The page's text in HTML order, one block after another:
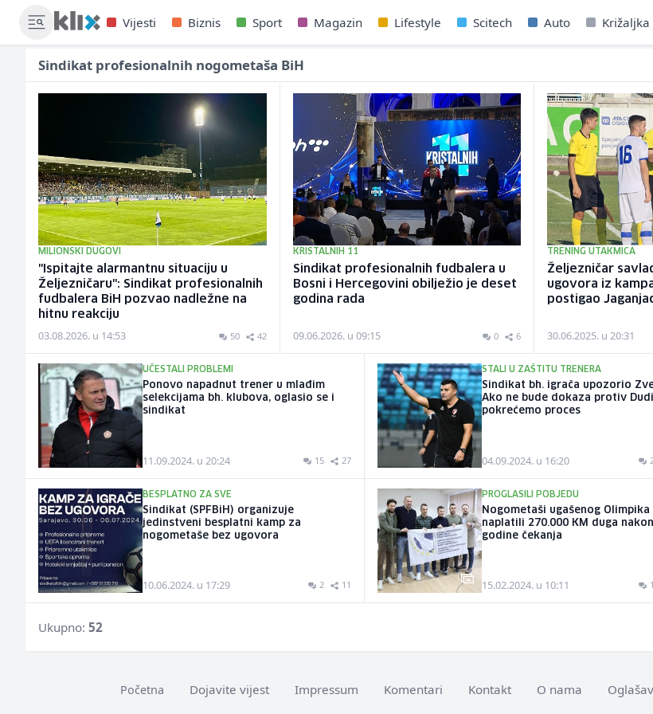
Vijesti Biznis Sport Magazin Lifestyle Scitech Auto Križaljka
Sindikat profesionalnih nogometaša BiH
MILIONSKI DUGOVI
"Ispitajte alarmantnu situaciju u
Željezničaru": Sindikat profesionalnih
fudbalera BiH pozvao nadležne na
hitnu reakciju
03.08.2026. u 14:53 50 42
KRISTALNIH 11
Sindikat profesionalnih fudbalera u
Bosni i Hercegovini obilježio je deset
godina rada
09.06.2026. u 09:15 0 6
TRENING UTAKMICA
Željezničar
ugovora iz
postigao
30.06.2025. u 20:31
UČESTALI PROBLEMI
Ponovo napadnut trener u mlađim
selekcijama bh. klubova, oglasio se i
sindikat
11.09.2024. u 20:24 15 27
STALI U ZAŠTITU TRENERA
Sindikat bh. igrača upozorio
Ako ne bude dokaza protiv
pokrećemo proces
04.09.2024. u 16:20
BESPLATNO ZA SVE
Sindikat (SPFBiH) organizuje
jedinstveni besplatni kamp za
nogometaše bez ugovora
10.06.2024. u 17:29 2 11
PROGLASILI POBJEDU
Nogometaši ugašenog Olimpika
naplatili 270.000 KM duga
godine čekanja
15.02.2024. u 10:11
Ukupno: 52
Početna Dojavite vijest Impressum Komentari Kontakt O nama